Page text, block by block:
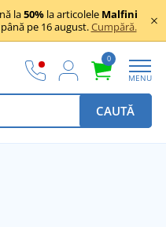
la50% la articolele Malfini
pe 16 august.Cumpără.
0
MENU
CAUTĂ